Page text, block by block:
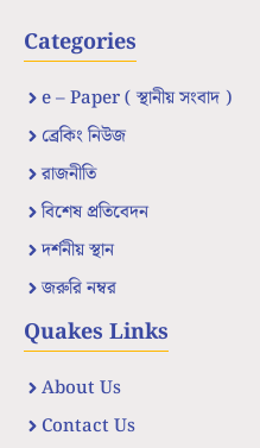
Categories
e – Paper ( স্থানীয় সংবাদ )
ব্রেকিং নিউজ
রাজনীতি
বিশেষ প্রতিবেদন
দর্শনীয় স্থান
জরুরি নম্বর
Quakes Links
About Us
Contact Us